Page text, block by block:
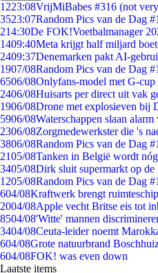
1223:08VrijMiBabes #316 (not
3523:07Random Pics van de Dag
214:30De FOK!Voetbalmanager
1409:40Meta krijgt half miljard
2409:37Denemarken pakt AI-
1907/08Random Pics van de Dag
6506/08Onlyfans-model met G-
2406/08Huisarts per direct uit vak
1906/08Drone met explosieven bij
5906/08Waterschappen slaan
2306/08Zorgmedewerkster die 's
3806/08Random Pics van de Dag
2105/08Tanken in België wordt
3405/08Dirk sluit supermarkt op de
1205/08Random Pics van de Dag
604/08Kraftwerk brengt
2004/08Apple vecht Britse eis tot
8504/08'Witte' mannen
3404/08Ceuta-leider noemt
604/08Grote natuurbrand
604/08FOK! was even down
Laatste items